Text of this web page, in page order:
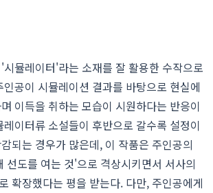
뮬레이터'라는 소재를 잘 활용한 수작으로
공이 시뮬레이션 결과를 바탕으로 현실에
이득을 취하는 모습이 시원하다는 반응이
이터류 소설들이 후반으로 갈수록 설정이
되는 경우가 많은데, 이 작품은 주인공의
선도를 여는 것'으로 격상시키면서 서사의
확장했다는 평을 받는다. 다만, 주인공에게